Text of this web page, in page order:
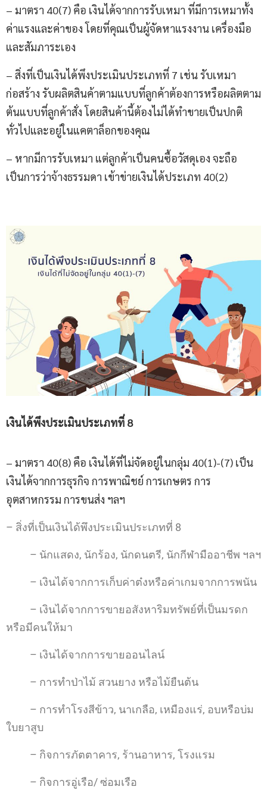
– มาตรา 40(7) คือ เงินได้จากการรับเหมา ที่มีการเหมาทั้ง
ค่าแรงและค่าของ โดยที่คุณเป็นผู้จัดหาแรงงาน เครื่องมือ
และสัมภาระเอง
– สิ่งที่เป็นเงินได้พึงประเมินประเภทที่ 7 เช่น รับเหมา
ก่อสร้าง รับผลิตสินค้าตามแบบที่ลูกค้าต้องการหรือผลิตตาม
ต้นแบบที่ลูกค้าสั่ง โดยสินค้านี้ต้องไม่ได้ทำขายเป็นปกติ
ทั่วไปและอยู่ในแคตาล็อกของคุณ
– หากมีการรับเหมา แต่ลูกค้าเป็นคนซื้อวัสดุเอง จะถือ
เป็นการว่าจ้างธรรมดา เข้าข่ายเงินได้ประเภท 40(2)
เงินได้พึงประเมินประเภทที่ 8
– มาตรา 40(8) คือ เงินได้ที่ไม่จัดอยู่ในกลุ่ม 40(1)-(7) เป็น
เงินได้จากการธุรกิจ การพาณิชย์ การเกษตร การ
อุตสาหกรรม การขนส่ง ฯลฯ
– สิ่งที่เป็นเงินได้พึงประเมินประเภทที่ 8
– นักแสดง, นักร้อง, นักดนตรี, นักกีฬามืออาชีพ ฯลฯ
– เงินได้จากการเก็บค่าต๋งหรือค่าเกมจากการพนัน
– เงินได้จากการขายอสังหาริมทรัพย์ที่เป็นมรดก
หรือมีคนให้มา
– เงินได้จากการขายออนไลน์
– การทำป่าไม้ สวนยาง หรือไม้ยืนต้น
– การทำโรงสีข้าว, นาเกลือ, เหมืองแร่, อบหรือบ่ม
ใบยาสูบ
– กิจการภัตตาคาร, ร้านอาหาร, โรงแรม
– กิจการอู่เรือ/ ซ่อมเรือ